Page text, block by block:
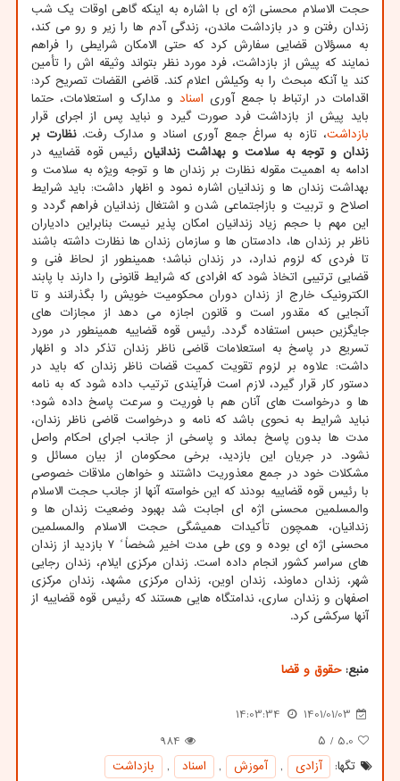
حجت الاسلام محسنی اژه ای با اشاره به اینکه گاهی اوقات یک شب
زندان رفتن و در بازداشت ماندن، زندگی آدم ها را زیر و رو می کند،
به مسؤلان قضایی سفارش کرد که حتی الامکان شرایطی را فراهم
نمایند که پیش از بازداشت، فرد مورد نظر بتواند وثیقه اش را تأمین
کند یا آنکه مبحث را به وکیلش اعلام کند. قاضی القضات تصریح کرد:
اقدامات در ارتباط با جمع آوری اسنادو مدارک و استعلامات، حتما
باید پیش از بازداشت فرد صورت گیرد و نباید پس از اجرای قرار
بازداشت، تازه به سراغ جمع آوری اسناد و مدارک رفت.نظارت بر
زندان و توجه به سلامت و بهداشت زندانیانرئیس قوه قضاییه در
ادامه به اهمیت مقوله نظارت بر زندان ها و توجه ویژه به سلامت و
بهداشت زندان ها و زندانیان اشاره نمود و اظهار داشت: باید شرایط
اصلاح و تربیت و بازاجتماعی شدن و اشتغال زندانیان فراهم گردد و
این مهم با حجم زیاد زندانیان امکان پذیر نیست بنابراین دادیاران
ناظر بر زندان ها، دادستان ها و سازمان زندان ها نظارت داشته باشند
تا فردی که لزوم ندارد، در زندان نباشد؛ همینطور از لحاظ فنی و
قضایی ترتیبی اتخاذ شود که افرادی که شرایط قانونی را دارند با پابند
الکترونیک خارج از زندان دوران محکومیت خویش را بگذرانند و تا
آنجایی که مقدور است و قانون اجازه می دهد از مجازات های
جایگزین حبس استفاده گردد. رئیس قوه قضاییه همینطور در مورد
تسریع در پاسخ به استعلامات قاضی ناظر زندان تذکر داد و اظهار
داشت: علاوه بر لزوم تقویت کمیت قضات ناظر زندان که باید در
دستور کار قرار گیرد، لازم است فرآیندی ترتیب داده شود که به نامه
ها و درخواست های آنان هم با فوریت و سرعت پاسخ داده شود؛
نباید شرایط به نحوی باشد که نامه و درخواست قاضی ناظر زندان،
مدت ها بدون پاسخ بماند و پاسخی از جانب اجرای احکام واصل
نشود. در جریان این بازدید، برخی محکومان از بیان مسائل و
مشکلات خود در جمع معذوریت داشتند و خواهان ملاقات خصوصی
با رئیس قوه قضاییه بودند که این خواسته آنها از جانب حجت الاسلام
والمسلمین محسنی اژه ای اجابت شد بهبود وضعیت زندان ها و
زندانیان، همچون تأکیدات همیشگی حجت الاسلام والمسلمین
محسنی اژه ای بوده و وی طی مدت اخیر شخصاً ً ۷ بازدید از زندان
های سراسر کشور انجام داده است. زندان مرکزی ایلام، زندان رجایی
شهر، زندان دماوند، زندان اوین، زندان مرکزی مشهد، زندان مرکزی
اصفهان و زندان ساری، ندامتگاه هایی هستند که رئیس قوه قضاییه از
آنها سرکشی کرد.
منبع:حقوق و قضا
1401/01/03
14:03:34
5.0 / ۵
984
تگها:
آزادی , آموزش , اسناد ,
بازداشت